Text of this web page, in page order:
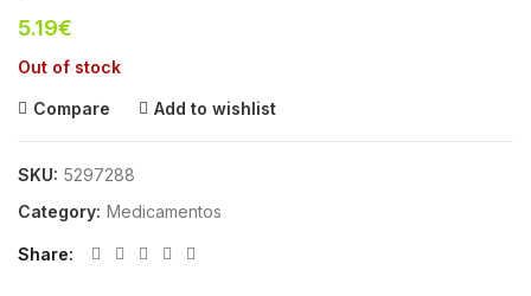
5.19€
Out of stock
Compare Add to wishlist
SKU: 5297288
Category: Medicamentos
Share